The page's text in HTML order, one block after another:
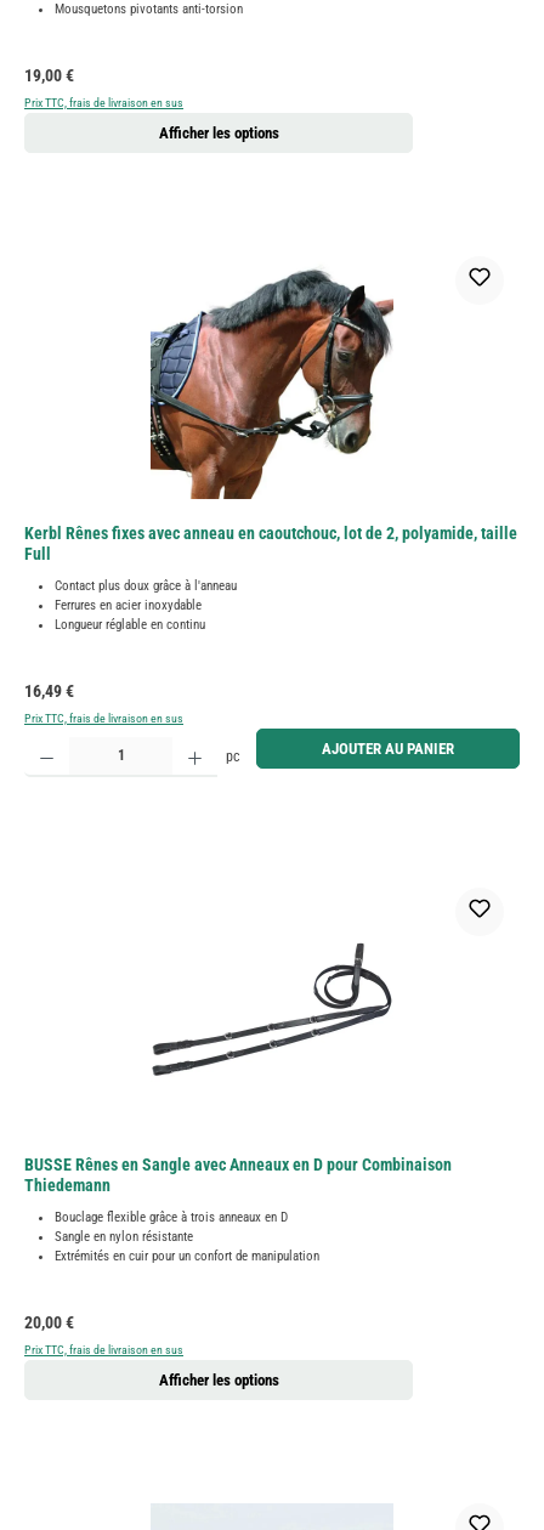
Mousquetons pivotants anti-torsion
Prix régulier :
19,00 €
Prix TTC, frais de livraison en sus
Afficher les options
Kerbl Rênes fixes avec anneau en caoutchouc, lot de 2, polyamide, taille
Full
Contact plus doux grâce à l'anneau
Ferrures en acier inoxydable
Longueur réglable en continu
Prix régulier :
16,49 €
Prix TTC, frais de livraison en sus
Quantité de produit : Entrez la quantité souhaitée ou utilisez les boutons pour augmenter ou
pc AJOUTER AU PANIER
BUSSE Rênes en Sangle avec Anneaux en D pour Combinaison
Thiedemann
Bouclage flexible grâce à trois anneaux en D
Sangle en nylon résistante
Extrémités en cuir pour un confort de manipulation
Prix régulier :
20,00 €
Prix TTC, frais de livraison en sus
Afficher les options